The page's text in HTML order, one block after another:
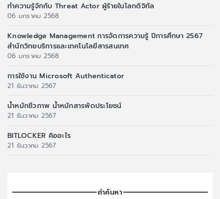
ทำความรู้จักกับ Threat Actor ผู้ร้ายในโลกดิจิทัล
06 มกราคม 2568
Knowledge Management การจัดการความรู้ ปีการศึกษา 2567
สำนักวิทยบริการและเทคโนโลยีสารสนเทศ
06 มกราคม 2568
การใช้งาน Microsoft Authenticator
21 ธันวาคม 2567
น้ำหมักชีวภาพ น้ำหมักสารพัดประโยชน์
21 ธันวาคม 2567
BITLOCKER คิออะไร
21 ธันวาคม 2567
คำค้นหา